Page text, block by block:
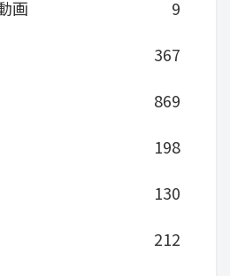
画
9
367
869
198
130
212